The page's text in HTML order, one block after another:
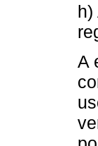
h)
A